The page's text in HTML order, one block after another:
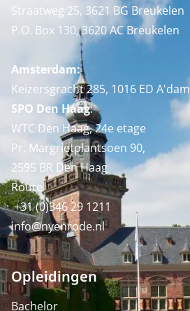
Straatweg 25, 3621 BG Breukelen
P.O. Box 130, 3620 AC Breukelen
Amsterdam:
Keizersgracht 285, 1016 ED A'dam
SPO Den Haag:
WTC Den Haag, 24e etage
Pr. Margrietplantsoen 90,
2595 BR Den Haag
Route
+31 (0)346 29 1211
info@nyenrode.nl
Opleidingen
Bachelor